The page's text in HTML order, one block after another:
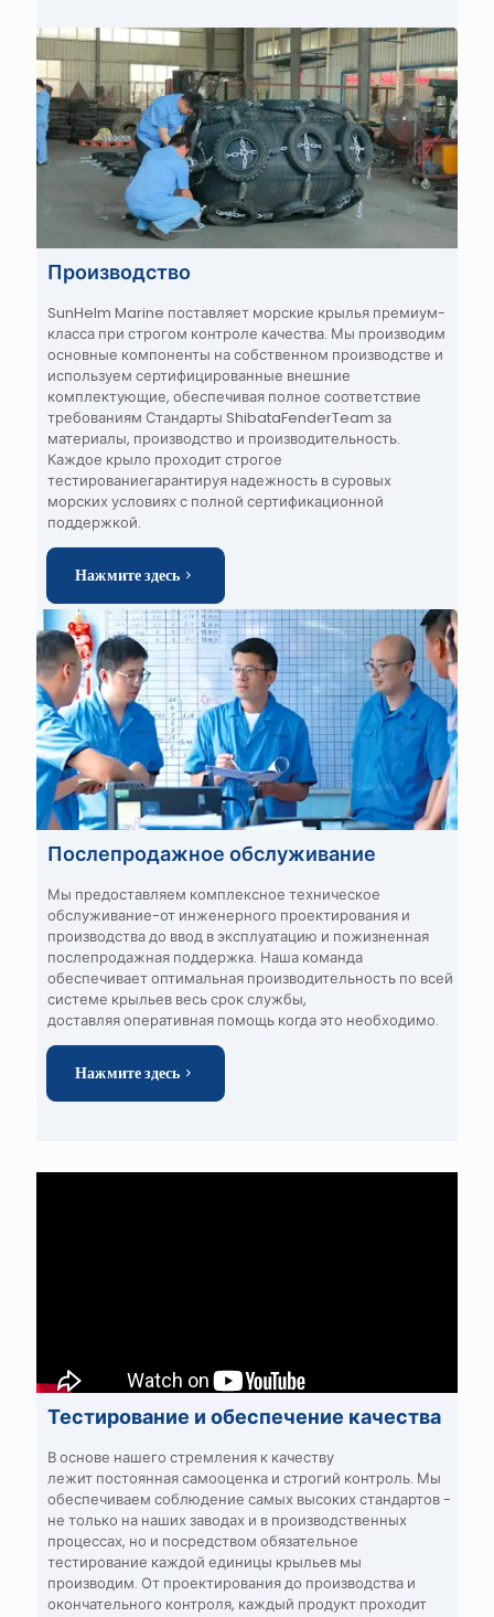
Производство
SunHelm Marine поставляет морские крылья премиум-
класса при строгом контроле качества. Мы производим
основные компоненты на собственном производстве и
используем сертифицированные внешние
комплектующие, обеспечивая полное соответствие
требованиям Стандарты ShibataFenderTeam за
материалы, производство и производительность.
Каждое крыло проходитстрогое
тестированиегарантируя надежность в суровых
морских условияхс полной сертификационной
поддержкой.
Нажмите здесь
Послепродажное обслуживание
Мы предоставляем комплексное техническое
обслуживание-от инженерного проектирования и
производства до ввод в эксплуатацию и пожизненная
послепродажная поддержка. Наша команда
обеспечиваетоптимальная производительность по всей
системе крыльев весь срок службы,
доставляяоперативная помощь когда это необходимо.
Нажмите здесь
Тестирование и обеспечение качества
В основе нашего стремления к качеству
лежит постоянная самооценка и строгий контроль. Мы
обеспечиваем соблюдение самых высоких стандартов -
не только на наших заводах и в производственных
процессах, но и посредством обязательное
тестирование каждой единицы крыльев мы
производим. От проектирования до производства и
окончательного контроля, каждый продукт проходит